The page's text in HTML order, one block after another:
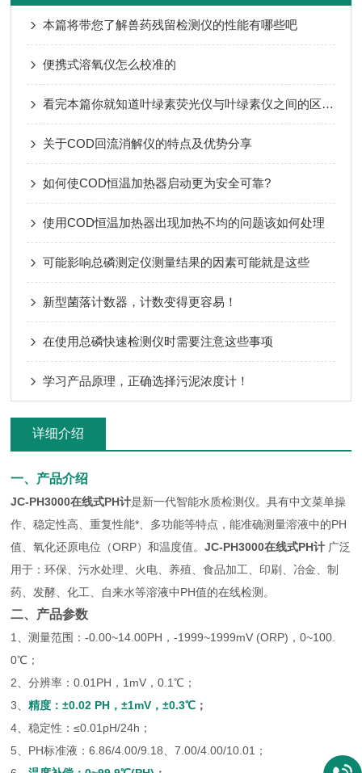
本篇将带您了解兽药残留检测仪的性能有哪些吧
便携式溶氧仪怎么校准的
看完本篇你就知道叶绿素荧光仪与叶绿素仪之间的区别了
关于COD回流消解仪的特点及优势分享
如何使COD恒温加热器启动更为安全可靠?
使用COD恒温加热器出现加热不均的问题该如何处理
可能影响总磷测定仪测量结果的因素可能就是这些
新型菌落计数器，计数变得更容易！
在使用总磷快速检测仪时需要注意这些事项
学习产品原理，正确选择污泥浓度计！
详细介绍
一、产品介绍
JC-PH3000在线式PH计是新一代智能水质检测仪。具有中文菜单操
作、稳定性高、重复性能*、多功能等特点，能准确测量溶液中的PH
值、氧化还原电位（ORP）和温度值。JC-PH3000在线式PH计 广泛
用于：环保、污水处理、火电、养殖、食品加工、印刷、冶金、制
药、发酵、化工、自来水等溶液中PH值的在线检测。
二、产品参数
1、测量范围：-0.00~14.00PH，-1999~1999mV (ORP)，0~100.
0℃；
2、分辨率：0.01PH，1mV，0.1℃；
3、精度：±0.02 PH，±1mV，±0.3℃ ；
4、稳定性：≤0.01pH/24h；
5、PH标准液：6.86/4.00/9.18、7.00/4.00/10.01；